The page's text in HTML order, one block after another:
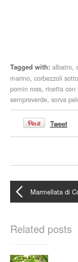
Tagged with: albatro,
marino, corbezzoli
pomin ross, ricetta con
sempreverde, sorva
Tweet
Marmellata di
Related posts